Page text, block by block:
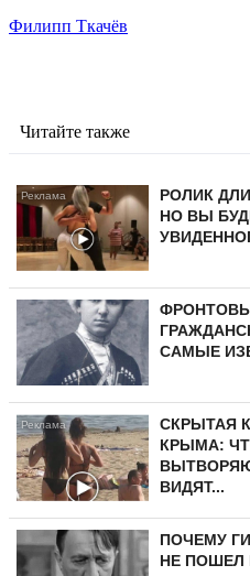
Филипп Ткачёв
Читайте также
РОЛИК
НО ВЫ
САМЫЕ
СКРЫТАЯ
КРЫМА:
ВИДЯТ...
ПОЧЕМУ
НЕ ПОШЕЛ